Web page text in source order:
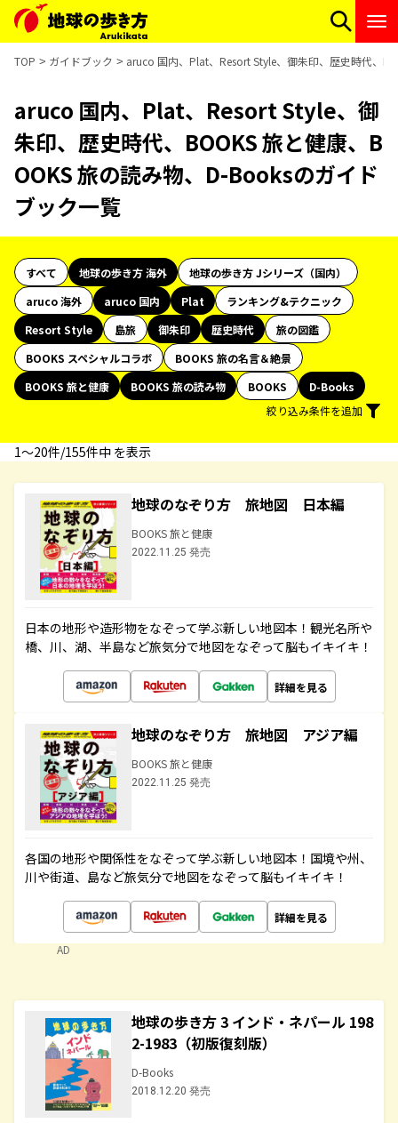
TOP ガイドブック aruco 国内、Plat、Resort Style、御朱印、歴史時代、
aruco 国内、Plat、Resort Style、御
朱印、歴史時代、BOOKS 旅と健康、B
OOKS 旅の読み物、D-Booksのガイド
ブック一覧
すべて 地球の歩き方 海外
地球の歩き方 Jシリーズ（国内）
aruco 海外
aruco 国内 Plat
ランキング&テクニック
Resort Style
島旅 御朱印 歴史時代
旅の図鑑
BOOKS スペシャルコラボ
BOOKS 旅の名言＆絶景
BOOKS 旅と健康
BOOKS 旅の読み物 BOOKS
D-Books
絞り込み条件を追加
1〜20件/155件中 を表示
地球のなぞり方 旅地図 日本編
BOOKS 旅と健康
2022.11.25 発売
日本の地形や造形物をなぞって学ぶ新しい地図本！観光名所や
橋、川、湖、半島など旅気分で地図をなぞって脳もイキイキ！
詳細を見る
地球のなぞり方 旅地図 アジア編
BOOKS 旅と健康
2022.11.25 発売
各国の地形や関係性をなぞって学ぶ新しい地図本！国境や州、
川や街道、島など旅気分で地図をなぞって脳もイキイキ！
詳細を見る
AD
地球の歩き方 3 インド・ネパール 198
2-1983（初版復刻版）
D-Books
2018.12.20 発売